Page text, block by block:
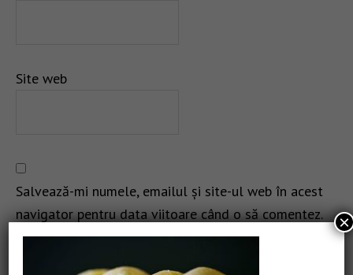
Site web
Salvează-mi numele, emailul și site-ul web în acest
navigator pentru data viitoare când o să comentez.
×